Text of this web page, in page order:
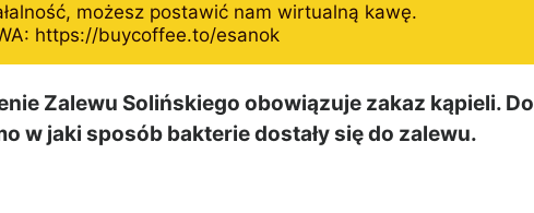
możesz postawić nam wirtualną kawę.
https://buycoffee.to/esanok
Zalewu Solińskiego obowiązuje zakaz kąpieli. Do
w jaki sposób bakterie dostały się do zalewu.